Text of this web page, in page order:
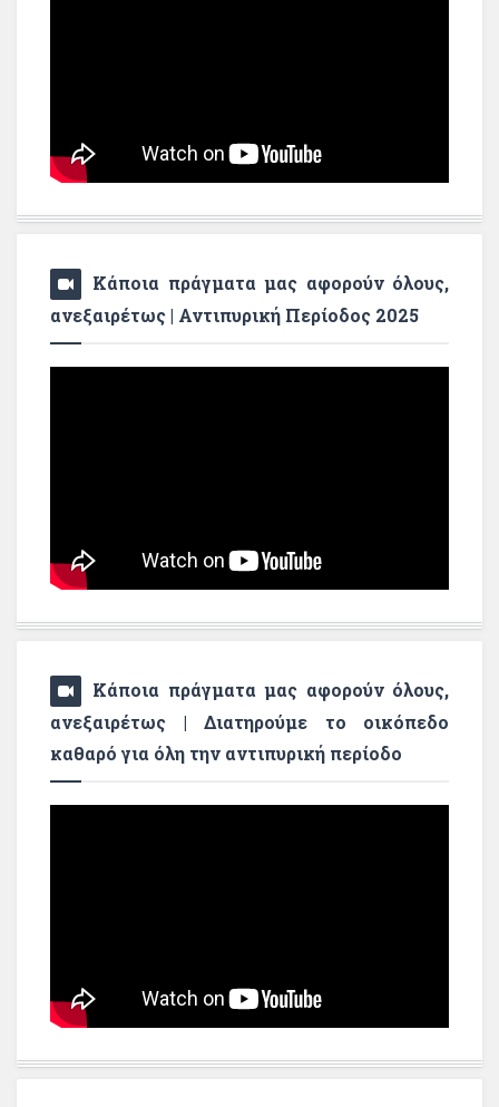
Κάποια πράγματα μας αφορούν όλους,
ανεξαιρέτως | Αντιπυρική Περίοδος 2025
Κάποια πράγματα μας αφορούν όλους,
ανεξαιρέτως | Διατηρούμε το οικόπεδο
καθαρό για όλη την αντιπυρική περίοδο